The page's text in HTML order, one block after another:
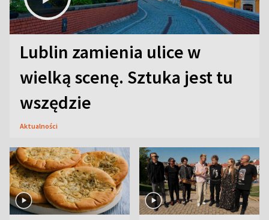
Lublin zamienia ulice w
wielką scenę. Sztuka jest tu
wszędzie
Aktualności